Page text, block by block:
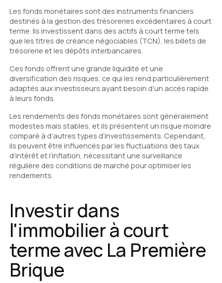
Les fonds monétaires sont des instruments financiers
destinés à la gestion des trésoreries excédentaires à court
terme. Ils investissent dans des actifs à court terme tels
que les titres de créance négociables (TCN), les billets de
trésorerie et les dépôts interbancaires.
Ces fonds offrent une grande liquidité et une
diversification des risques, ce qui les rend particulièrement
adaptés aux investisseurs ayant besoin d’un accès rapide
à leurs fonds.
Les rendements des fonds monétaires sont généralement
modestes mais stables, et ils présentent un risque moindre
comparé à d’autres types d’investissements. Cependant,
ils peuvent être influencés par les fluctuations des taux
d’intérêt et l’inflation, nécessitant une surveillance
régulière des conditions de marché pour optimiser les
rendements.
Investir dans
l'immobilier à court
terme avec La Première
Brique